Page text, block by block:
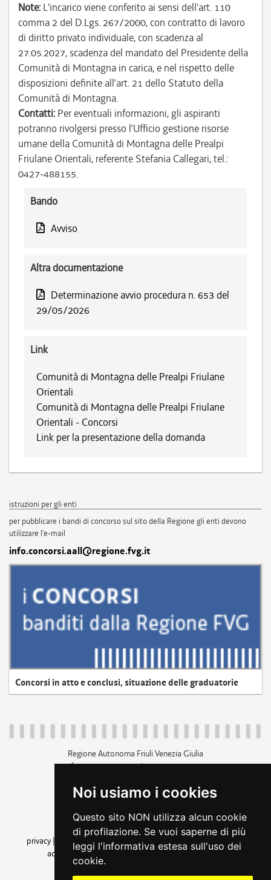
Noi usiamo i cookies
Questo sito NON utilizza alcun cookie
di profilazione. Se vuoi saperne di più
leggi l'informativa estesa sull'uso dei
cookie.
Note: L'incarico viene conferito ai sensi dell'art. 110
comma 2 del D.Lgs. 267/2000, con contratto di lavoro
di diritto privato individuale, con scadenza al
27.05.2027, scadenza del mandato del Presidente della
Comunità di Montagna in carica, e nel rispetto delle
disposizioni definite all’art. 21 dello Statuto della
Comunità di Montagna.
Contatti: Per eventuali informazioni, gli aspiranti
potranno rivolgersi presso l’Ufficio gestione risorse
umane della Comunità di Montagna delle Prealpi
Friulane Orientali, referente Stefania Callegari, tel.:
0427-488155.
Bando
Avviso
Altra documentazione
Determinazione avvio procedura n. 653 del
29/05/2026
Link
Comunità di Montagna delle Prealpi Friulane
Orientali
Comunità di Montagna delle Prealpi Friulane
Orientali - Concorsi
Link per la presentazione della domanda
istruzioni per gli enti
per pubblicare i bandi di concorso sul sito della Regione gli enti devono
utilizzare l'e-mail
info.concorsi.aall@regione.fvg.it
Concorsi in atto e conclusi, situazione delle graduatorie
Regione Autonoma Friuli Venezia Giulia
c.f. 80014930327; p.iva 00526040324
+39 040 3771111
amministrazione trasparente
privacy
cookie |note legali accessibilità
dichiarazione di
accessibilità| feedback
cambio preferenze cookie